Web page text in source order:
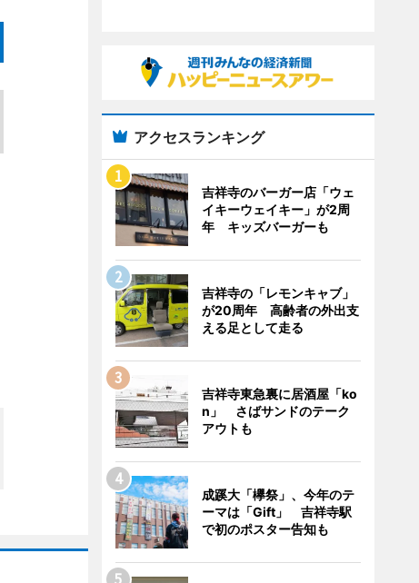
アクセスランキング
吉祥寺のバーガー店「ウェ
イキーウェイキー」が2周
年 キッズバーガーも
吉祥寺の「レモンキャブ」
が20周年 高齢者の外出支
える足として走る
吉祥寺東急裏に居酒屋「ko
n」 さばサンドのテーク
アウトも
成蹊大「欅祭」、今年のテ
ーマは「Gift」 吉祥寺駅
で初のポスター告知も